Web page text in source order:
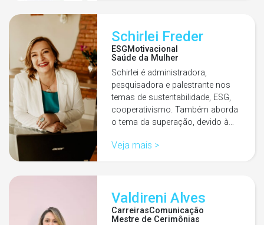
Schirlei Freder
ESGMotivacional
Saúde da Mulher
Schirlei é administradora,
pesquisadora e palestrante nos
temas de sustentabilidade, ESG,
cooperativismo. Também aborda
o tema da superação, devido à…
Veja mais >
Valdireni Alves
CarreirasComunicação
Mestre de Cerimônias